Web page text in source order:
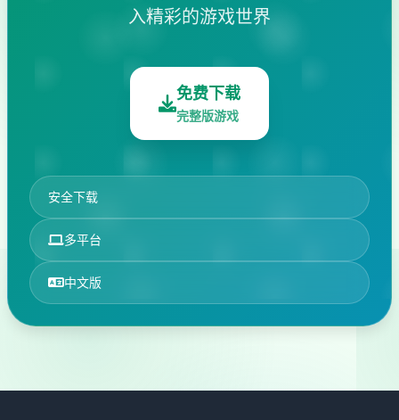
入精彩的游戏世界
免费下载
完整版游戏
安全下载
多平台
中文版